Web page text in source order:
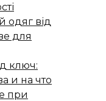
одяг від
для
ключ:
и на что
при